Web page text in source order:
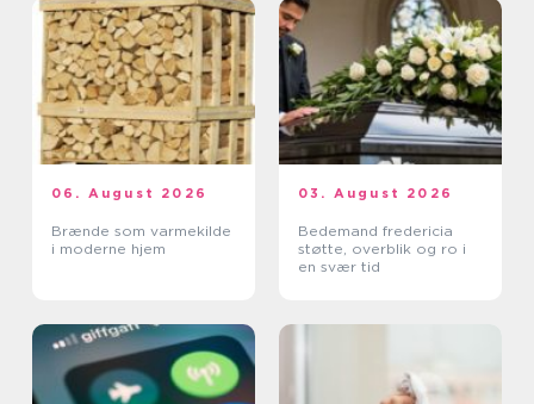
06. August 2026
Brænde som varmekilde
i moderne hjem
03. August 2026
Bedemand fredericia
støtte, overblik og ro i
en svær tid